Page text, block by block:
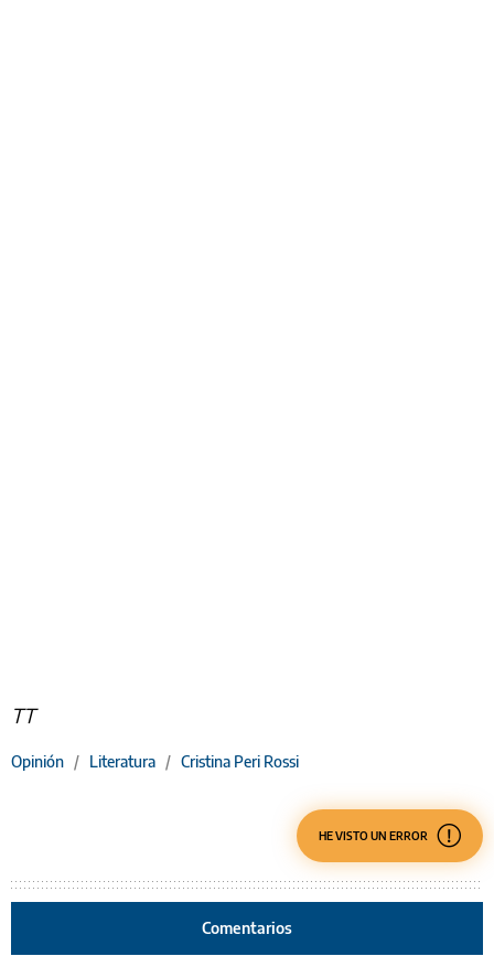
TT
Opinión / Literatura / Cristina Peri Rossi
HE VISTO UN ERROR
Comentarios